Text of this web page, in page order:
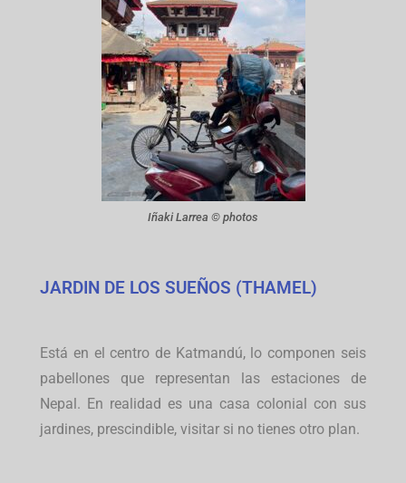
Iñaki Larrea © photos
JARDIN DE LOS SUEÑOS (THAMEL)
Está en el centro de Katmandú, lo componen seis
pabellones que representan las estaciones de
Nepal. En realidad es una casa colonial con sus
jardines, prescindible, visitar si no tienes otro plan.